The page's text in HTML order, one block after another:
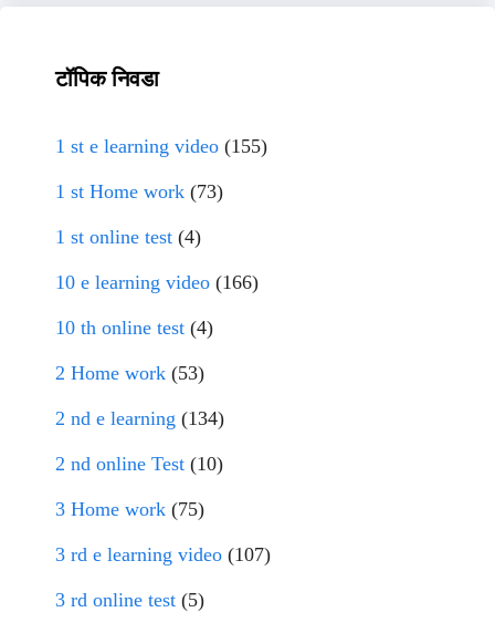
टॉपिक निवडा
1 st e learning video (155)
1 st Home work (73)
1 st online test (4)
10 e learning video (166)
10 th online test (4)
2 Home work (53)
2 nd e learning (134)
2 nd online Test (10)
3 Home work (75)
3 rd e learning video (107)
3 rd online test (5)